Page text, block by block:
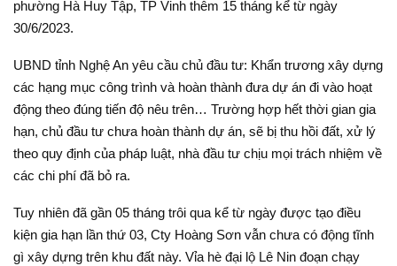
phường Hà Huy Tập, TP Vinh thêm 15 tháng kể từ ngày
30/6/2023.
UBND tỉnh Nghệ An yêu cầu chủ đầu tư: Khẩn trương xây dựng
các hạng mục công trình và hoàn thành đưa dự án đi vào hoạt
động theo đúng tiến độ nêu trên… Trường hợp hết thời gian gia
hạn, chủ đầu tư chưa hoàn thành dự án, sẽ bị thu hồi đất, xử lý
theo quy định của pháp luật, nhà đầu tư chịu mọi trách nhiệm về
các chi phí đã bỏ ra.
Tuy nhiên đã gần 05 tháng trôi qua kể từ ngày được tạo điều
kiện gia hạn lần thứ 03, Cty Hoàng Sơn vẫn chưa có động tĩnh
gì xây dựng trên khu đất này. Vỉa hè đại lộ Lê Nin đoạn chạy